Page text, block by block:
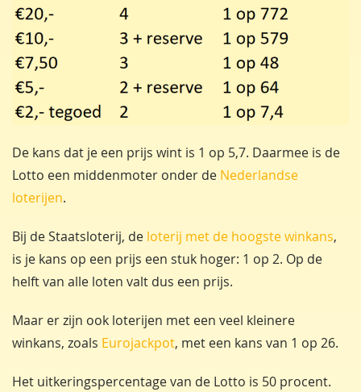
De kans dat je een prijs wint is 1 op 5,7. Daarmee is de
Lotto een middenmoter onder de Nederlandse
loterijen.
Bij de Staatsloterij, de loterij met de hoogste winkans,
is je kans op een prijs een stuk hoger: 1 op 2. Op de
helft van alle loten valt dus een prijs.
Maar er zijn ook loterijen met een veel kleinere
winkans, zoals Eurojackpot, met een kans van 1 op 26.
Het uitkeringspercentage van de Lotto is 50 procent.